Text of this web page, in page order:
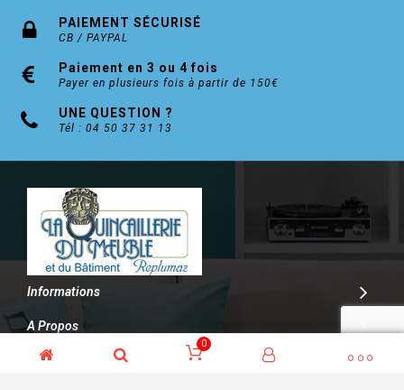
PAIEMENT SÉCURISÉ
CB / PAYPAL
Paiement en 3 ou 4 fois
Payer en plusieurs fois à partir de 150€
UNE QUESTION ?
Tél : 04 50 37 31 13
Informations
A Propos
Contact
0